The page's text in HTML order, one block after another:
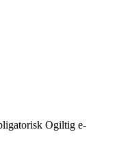
Ogiltig e-